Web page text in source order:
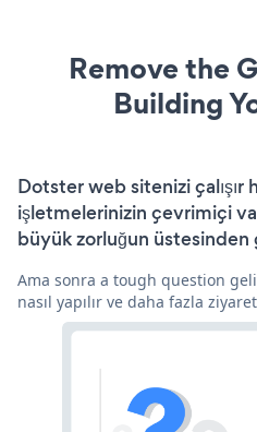
Remove the
Building
Dotster web sitenizi çalışır
işletmelerinizin çevrimiçi
büyük zorluğun
Ama sonra a tough question
nasıl yapılır ve daha fazla